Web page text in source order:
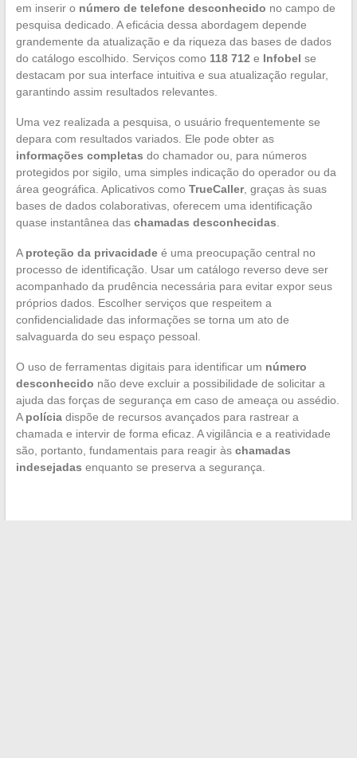
em inserir o número de telefone desconhecido no campo de
pesquisa dedicado. A eficácia dessa abordagem depende
grandemente da atualização e da riqueza das bases de dados
do catálogo escolhido. Serviços como 118 712 e Infobel se
destacam por sua interface intuitiva e sua atualização regular,
garantindo assim resultados relevantes.
Uma vez realizada a pesquisa, o usuário frequentemente se
depara com resultados variados. Ele pode obter as
informações completas do chamador ou, para números
protegidos por sigilo, uma simples indicação do operador ou da
área geográfica. Aplicativos como TrueCaller, graças às suas
bases de dados colaborativas, oferecem uma identificação
quase instantânea das chamadas desconhecidas
A proteção da privacidadeé uma preocupação central no
processo de identificação. Usar um catálogo reverso deve ser
acompanhado da prudência necessária para evitar expor seus
próprios dados. Escolher serviços que respeitem a
confidencialidade das informações se torna um ato de
salvaguarda do seu espaço pessoal.
O uso de ferramentas digitais para identificar um número
desconhecido não deve excluir a possibilidade de solicitar a
ajuda das forças de segurança em caso de ameaça ou assédio.
A políciadispõe de recursos avançados para rastrear a
chamada e intervir de forma eficaz. A vigilância e a reatividade
são, portanto, fundamentais para reagir às chamadas
indesejadas enquanto se preserva a segurança.